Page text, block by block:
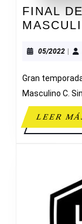
FINAL
05/202205/
Gran
Masculino C.
LEER